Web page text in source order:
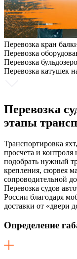
Перевозка кран
Перевозка
Перевозка
Перевозка катушек
Перевозка
этапы
Транспортировка
просчета и
подобрать нужный
крепления, сюрвея
сопроводительной
Перевозка судов
России благодаря
доставки от «двери
Определение